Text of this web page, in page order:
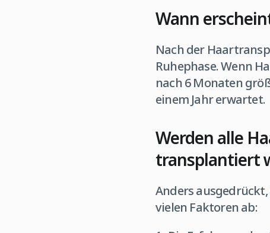
Wann
Nach der
Ruhephase. Wenn
nach 6 Monaten
einem Jahr erwartet.
Werden alle
transplantiert
Anders
vielen Faktoren ab: